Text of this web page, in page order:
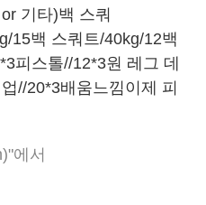
기타)백 스쿼
15백 스쿼트/40kg/12백
피스톨//12*3원 레그 데
//20*3배움느낌이제 피
에서